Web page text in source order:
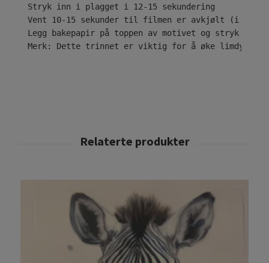
Stryk inn i plagget i 12-15 sekundering
Vent 10-15 sekunder til filmen er avkjølt (i
Legg bakepapir på toppen av motivet og stryk i
Merk: Dette trinnet er viktig for å øke